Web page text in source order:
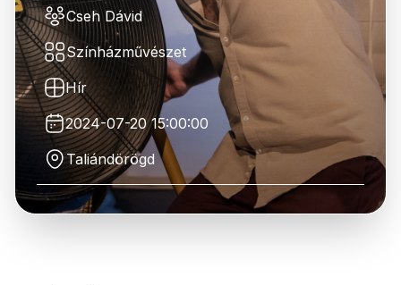
Cseh Dávid
Színházművészet
Hír
2024-07-20 15:00:00
Taliándörögd